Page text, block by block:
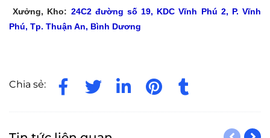
Xưởng, Kho: 24C2 đường số 19, KDC Vĩnh Phú 2, P. Vĩnh
Phú, Tp. Thuận An, Bình Dương
Chia sẻ: